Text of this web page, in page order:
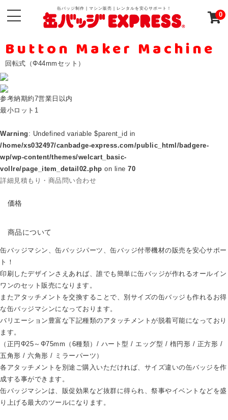
缶バッジ制作 | マシン販売 | レンタルを安心サポート！
0
Button Maker Machine
回転式（Φ44mmセット）
参考納期約7営業日以内
最小ロット 1
Warning : Undefined variable $parent_id in
/home/xs032497/canbadge-express.com/public_html/badgere-
wp/wp-content/themes/welcart_basic-
vollre/page_item_detail02.php on line 70
詳細見積もり・商品問い合わせ
価格
商品について
缶バッジマシン、缶バッジパーツ、缶バッジ付帯機材の販売を安心サポー
ト！
印刷したデザインさえあれば、誰でも簡単に缶バッジが作れるオールイン
ワンのセット販売になります。
またアタッチメントを交換することで、別サイズの缶バッジも作れるお得
な缶バッジマシンになっております。
バリエーション豊富な下記種類のアタッチメントが脱着可能になっており
ます。
（正円Φ25～Φ75mm（6種類）/ ハート型 / エッグ型 / 楕円形 / 正方形 /
五角形 / 六角形 / ミラーパーツ）
各アタッチメントを別途ご購入いただければ、サイズ違いの缶バッジを作
成する事ができます。
缶バッジマシンは、販促効果など抜群に得られ、祭事やイベントなどを盛
り上げる最大のツールになります。